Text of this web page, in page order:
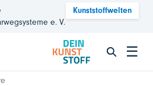
e. V.
Kunststoffwelten
☰